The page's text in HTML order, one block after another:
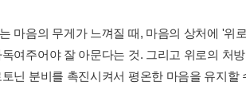
마음의 무게가 느껴질 때, 마음의 상처에 '위
여주어야 잘 아문다는 것. 그리고 위로의 처
닌 분비를 촉진시켜서 평온한 마음을 유지할